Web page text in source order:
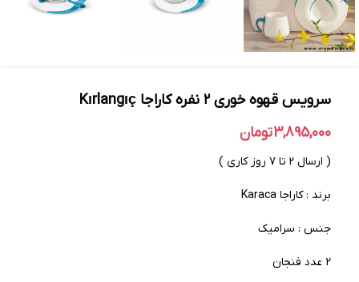
سرویس قهوه خوری ۲ نفره کاراجا Kırlangıç
3,895,000تومان
( ارسال ۲ تا ۷ روز کاری )
برند : کاراجا Karaca
جنس : سرامیک
2 عدد فنجان